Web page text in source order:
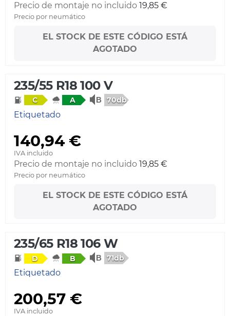
Precio de montaje no incluido 19,85 €
Precio por neumático
EL STOCK DE ESTE CÓDIGO ESTÁ
AGOTADO
235/55 R18 100 V
C A 70db
Etiquetado
140,94 €
IVA incluido
Precio de montaje no incluido 19,85 €
Precio por neumático
EL STOCK DE ESTE CÓDIGO ESTÁ
AGOTADO
235/65 R18 106 W
D B 71db
Etiquetado
200,57 €
IVA incluido